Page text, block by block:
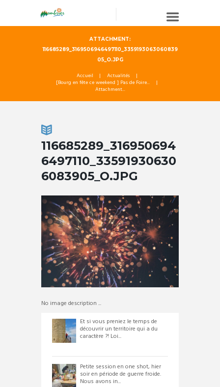
ATTACHMENT:
116685289_3169506946497110_3359193063060839
05_O.JPG
Accueil
Actualités
[Bourg en fête ce weekend ] Pas de Foire...
Attachment...
116685289_316950694
6497110_33591930630
6083905_O.JPG
No image description ...
Et si vous preniez le temps de
découvrir un territoire qui a du
caractère ?! Loi...
Petite session en one shot, hier
soir en période de guerre froide.
Nous avons in...